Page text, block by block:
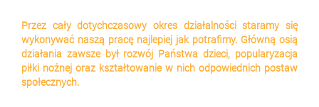
Przez cały dotychczasowy okres działalności staramy się
wykonywać naszą pracę najlepiej jak potrafimy. Główną osią
działania zawsze był rozwój Państwa dzieci, popularyzacja
piłki nożnej oraz kształtowanie w nich odpowiednich postaw
społecznych.